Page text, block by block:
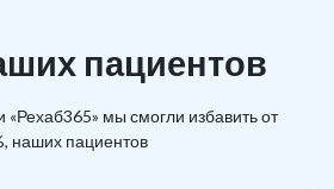
пациентов
«Рехаб365» мы смогли избавить от
наших пациентов